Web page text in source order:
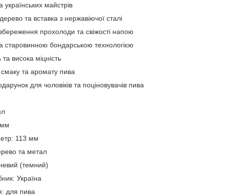
українських майстрів
та вставка з нержавіючої сталі
прохолоди та свіжості напою
старовинною бондарською технологією
та висока міцність
та аромату пива
для чоловіків та поціновувачів пива
113 мм
та метал
(темний)
Україна
для пива